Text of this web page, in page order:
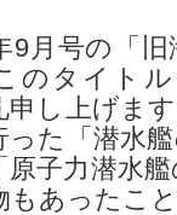
月号の「旧
のタイト
申し上げま
った「潜水
原子力潜水
もあったこ